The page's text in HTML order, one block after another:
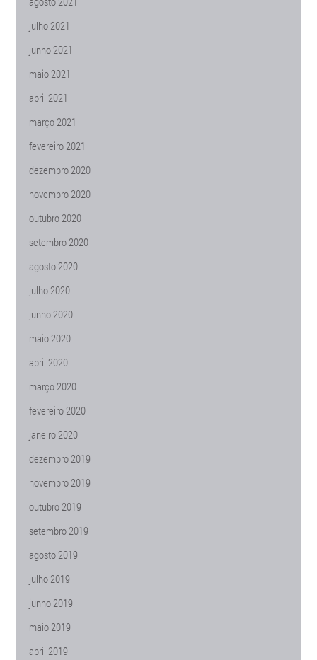
julho 2021
junho 2021
maio 2021
abril 2021
março 2021
fevereiro 2021
dezembro 2020
novembro 2020
outubro 2020
setembro 2020
agosto 2020
julho 2020
junho 2020
maio 2020
abril 2020
março 2020
fevereiro 2020
janeiro 2020
dezembro 2019
novembro 2019
outubro 2019
setembro 2019
agosto 2019
julho 2019
junho 2019
maio 2019
abril 2019